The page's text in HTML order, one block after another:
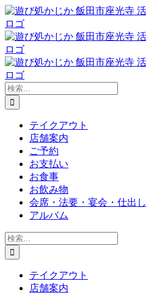
Skip
to
content
検
索
…
テイクアウト
店舗案内
ご予約
お支払い
お食事
お飲み物
会席・法要・宴会・仕出し
アルバム
検
索
…
テイクアウト
店舗案内